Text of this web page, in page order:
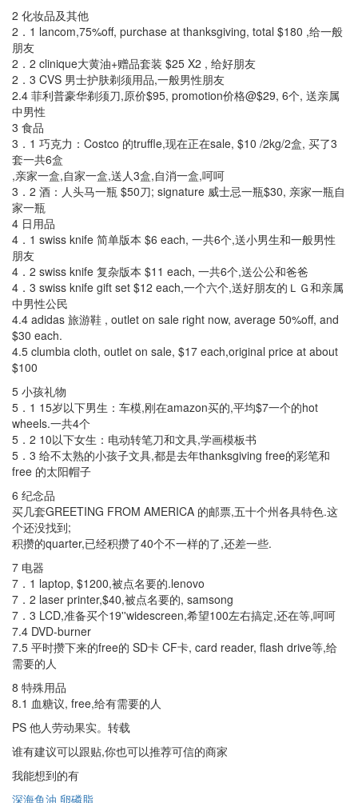
2 化妆品及其他
2．1 lancom,75%off, purchase at thanksgiving, total $180 ,给一般
朋友
2．2 clinique大黄油+赠品套装 $25 X2 , 给好朋友
2．3 CVS 男士护肤剃须用品,一般男性朋友
2.4 菲利普豪华剃须刀,原价$95, promotion价格@$29, 6个, 送亲属
中男性
3 食品
3．1 巧克力：Costco 的truffle,现在正在sale, $10 /2kg/2盒, 买了3
套一共6盒
,亲家一盒,自家一盒,送人3盒,自消一盒,呵呵
3．2 酒：人头马一瓶 $50刀; signature 威士忌一瓶$30, 亲家一瓶自
家一瓶
4 日用品
4．1 swiss knife 简单版本 $6 each, 一共6个,送小男生和一般男性
朋友
4．2 swiss knife 复杂版本 $11 each, 一共6个,送公公和爸爸
4．3 swiss knife gift set $12 each,一个六个,送好朋友的ＬＧ和亲属
中男性公民
4.4 adidas 旅游鞋 , outlet on sale right now, average 50%off, and
$30 each.
4.5 clumbia cloth, outlet on sale, $17 each,original price at about
$100
5 小孩礼物
5．1 15岁以下男生：车模,刚在amazon买的,平均$7一个的hot
wheels.一共4个
5．2 10以下女生：电动转笔刀和文具,学画模板书
5．3 给不太熟的小孩子文具,都是去年thanksgiving free的彩笔和
free 的太阳帽子
6 纪念品
买几套GREETING FROM AMERICA 的邮票,五十个州各具特色.这
个还没找到;
积攒的quarter,已经积攒了40个不一样的了,还差一些.
7 电器
7．1 laptop, $1200,被点名要的.lenovo
7．2 laser printer,$40,被点名要的, samsong
7．3 LCD,准备买个19''widescreen,希望100左右搞定,还在等,呵呵
7.4 DVD-burner
7.5 平时攒下来的free的 SD卡 CF卡, card reader, flash drive等,给
需要的人
8 特殊用品
8.1 血糖议, free,给有需要的人
PS 他人劳动果实。转载
谁有建议可以跟贴,你也可以推荐可信的商家
我能想到的有
深海鱼油 卵磷脂